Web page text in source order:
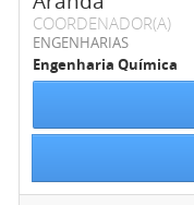
COORDENADOR(A)
ENGENHARIAS
Engenharia Química